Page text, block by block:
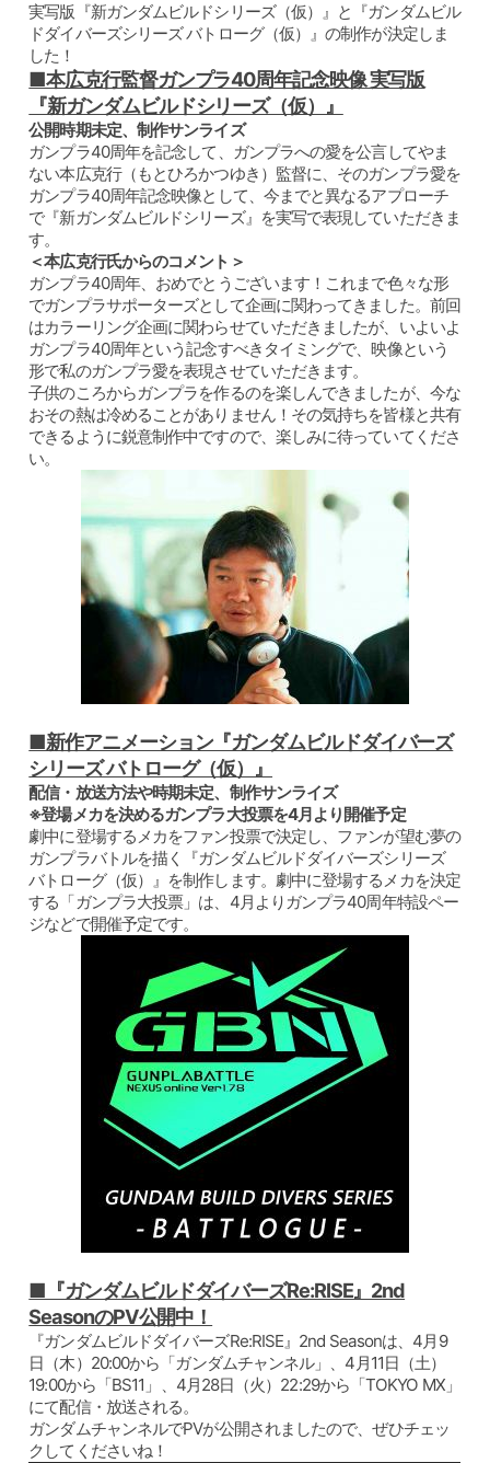
実写版『新ガンダムビルドシリーズ（仮）』と『ガンダムビル
ドダイバーズシリーズ バトローグ（仮）』の制作が決定しま
した！
■本広克行監督ガンプラ40周年記念映像 実写版
『新ガンダムビルドシリーズ（仮）』
公開時期未定、制作サンライズ
ガンプラ40周年を記念して、ガンプラへの愛を公言してやま
ない本広克行（もとひろかつゆき）監督に、そのガンプラ愛を
ガンプラ40周年記念映像として、今までと異なるアプローチ
で『新ガンダムビルドシリーズ』を実写で表現していただきま
す。
＜本広克行氏からのコメント＞
ガンプラ40周年、おめでとうございます！これまで色々な形
でガンプラサポーターズとして企画に関わってきました。前回
はカラーリング企画に関わらせていただきましたが、いよいよ
ガンプラ40周年という記念すべきタイミングで、映像という
形で私のガンプラ愛を表現させていただきます。
子供のころからガンプラを作るのを楽しんできましたが、今な
おその熱は冷めることがありません！その気持ちを皆様と共有
できるように鋭意制作中ですので、楽しみに待っていてくださ
い。
■新作アニメーション『ガンダムビルドダイバーズ
シリーズ バトローグ（仮）』
配信・放送方法や時期未定、制作サンライズ
※登場メカを決めるガンプラ大投票を4月より開催予定
劇中に登場するメカをファン投票で決定し、ファンが望む夢の
ガンプラバトルを描く『ガンダムビルドダイバーズシリーズ
バトローグ（仮）』を制作します。劇中に登場するメカを決定
する「ガンプラ大投票」は、4月よりガンプラ40周年特設ペー
ジなどで開催予定です。
■『ガンダムビルドダイバーズRe:RISE』2nd
SeasonのPV公開中！
『ガンダムビルドダイバーズRe:RISE』2nd Seasonは、4月9
日（木）20:00から「ガンダムチャンネル」、4月11日（土）
19:00から「BS11」、4月28日（火）22:29から「TOKYO MX」
にて配信・放送される。
ガンダムチャンネルでPVが公開されましたので、ぜひチェッ
クしてくださいね！